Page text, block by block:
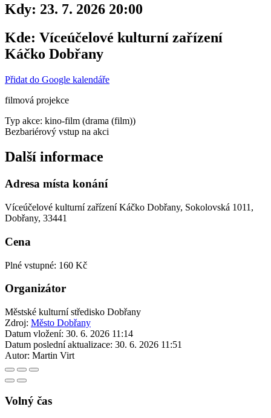
Kdy: 23. 7. 2026 20:00
Kde: Víceúčelové kulturní zařízení
Káčko Dobřany
Přidat do Google kalendáře
filmová projekce
Typ akce: kino-film (drama (film))
Bezbariérový vstup na akci
Další informace
Adresa místa konání
Víceúčelové kulturní zařízení Káčko Dobřany, Sokolovská 1011,
Dobřany, 33441
Cena
Plné vstupné: 160 Kč
Organizátor
Městské kulturní středisko Dobřany
Zdroj: Město Dobřany
Datum vložení: 30. 6. 2026 11:14
Datum poslední aktualizace: 30. 6. 2026 11:51
Autor: Martin Virt
Volný čas